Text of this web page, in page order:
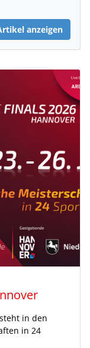
anzeigen
in den
in 24